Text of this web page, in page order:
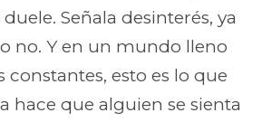
Señala desinterés, ya
no. Y en un mundo lleno
constantes, esto es lo que
hace que alguien se sienta